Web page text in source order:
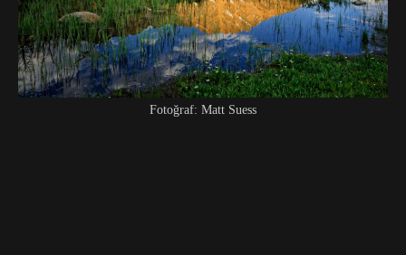
Fotoğraf: Matt Suess